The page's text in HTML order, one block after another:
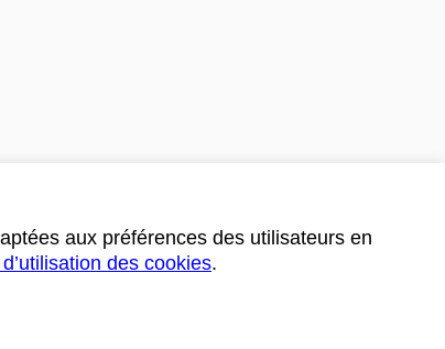
aux préférences des utilisateurs en
des cookies.